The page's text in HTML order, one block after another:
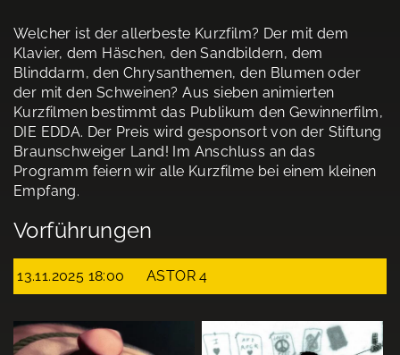
Welcher ist der allerbeste Kurzfilm? Der mit dem
Klavier, dem Häschen, den Sandbildern, dem
Blinddarm, den Chrysanthemen, den Blumen oder
der mit den Schweinen? Aus sieben animierten
Kurzfilmen bestimmt das Publikum den Gewinnerfilm,
DIE EDDA. Der Preis wird gesponsort von der Stiftung
Braunschweiger Land! Im Anschluss an das
Programm feiern wir alle Kurzfilme bei einem kleinen
Empfang.
Vorführungen
13.11.2025 18:00 ASTOR 4